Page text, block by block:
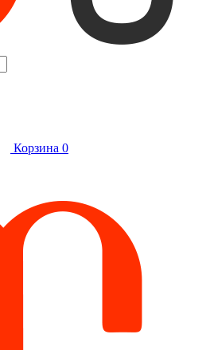
Корзина 0